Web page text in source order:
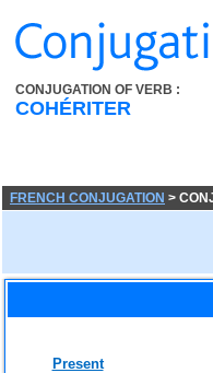
CONJUGATION OF VERB :
COHÉRITER
FRENCH CONJUGATION >
Present